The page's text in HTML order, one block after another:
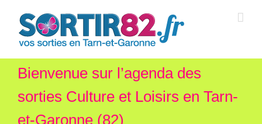
Bienvenue sur l’agenda des
sorties Culture et Loisirs en Tarn-
et-Garonne (82)